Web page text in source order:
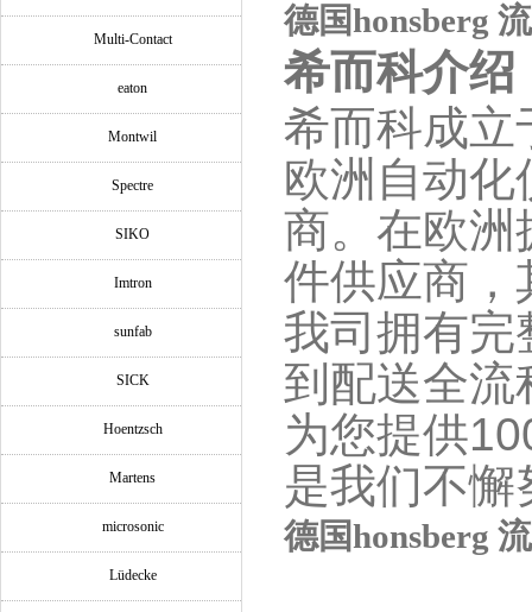
Multi-Contact
eaton
Montwil
Spectre
SIKO
Imtron
sunfab
SICK
Hoentzsch
Martens
microsonic
Lüdecke
德国honsberg
希而科介绍
希而科成立
欧洲自动化
商。在欧洲
件供应商，
我司拥有完
到配送全流
为您提供
是我们不懈
德国honsberg